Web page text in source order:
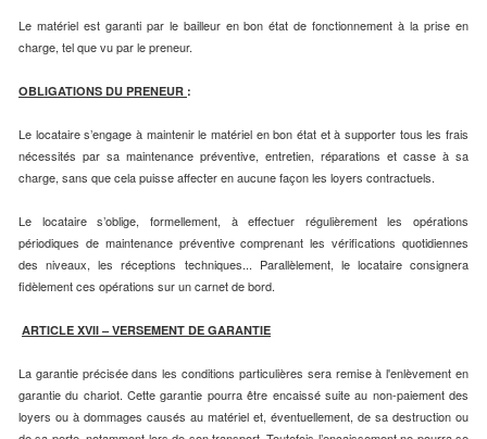
Le matériel est garanti par le bailleur en bon état de fonctionnement à la prise en
charge, tel que vu par le preneur.
OBLIGATIONS DU PRENEUR :
Le locataire s’engage à maintenir le matériel en bon état et à supporter tous les frais
nécessités par sa maintenance préventive, entretien, réparations et casse à sa
charge, sans que cela puisse affecter en aucune façon les loyers contractuels.
Le locataire s’oblige, formellement, à effectuer régulièrement les opérations
périodiques de maintenance préventive comprenant les vérifications quotidiennes
des niveaux, les réceptions techniques... Parallèlement, le locataire consignera
fidèlement ces opérations sur un carnet de bord.
ARTICLE XVII – VERSEMENT DE GARANTIE
La garantie précisée dans les conditions particulières sera remise à l'enlèvement en
garantie du chariot. Cette garantie pourra être encaissé suite au non-paiement des
loyers ou à dommages causés au matériel et, éventuellement, de sa destruction ou